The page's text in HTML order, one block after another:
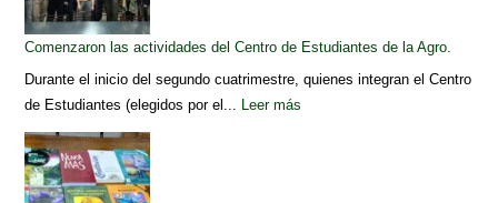
Comenzaron las actividades del Centro de Estudiantes de la Agro.
Durante el inicio del segundo cuatrimestre, quienes integran el Centro
de Estudiantes (elegidos por el... Leer más